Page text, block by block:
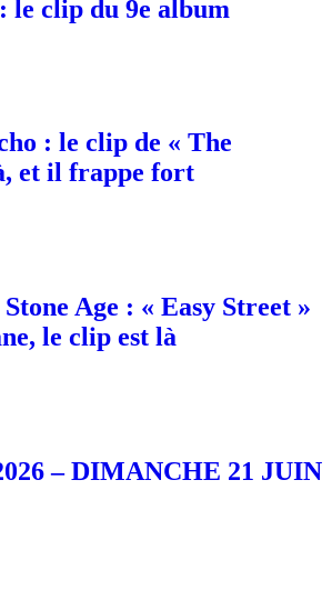
le clip du 9e album
: le clip de « The
et il frappe fort
Age : « Easy Street »
le clip est là
– DIMANCHE 21 JUIN